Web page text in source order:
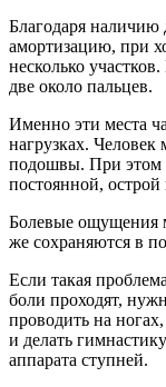
Благодаря наличию
амортизацию, при
несколько
две около пальцев.
Именно эти места
нагрузках. Человек
подошвы. При этом
постоянной,
Болевые ощущения
же сохраняются в
Если такая
боли проходят,
проводить на
и делать
аппарата ступней.